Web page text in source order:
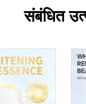
संबंधित